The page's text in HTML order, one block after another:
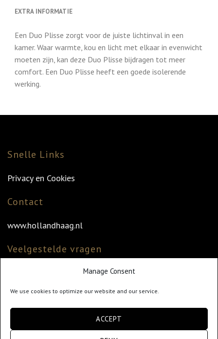
Manage Consent
We use cookies to optimize our website and our service.
ACCEPT
EXTRA INFORMATIE
Een Duo Plisse zorgt voor de juiste lichtinval in een
kamer. Waar warmte, kou en licht met elkaar in evenwicht
moeten zijn, kan deze Duo Plisse bijdragen tot meer
comfort. Een Duo Plisse heeft een goede isolerende
werking.
Snelle Links
Privacy en Cookies
Contact
www.hollandhaag.nl
Veelgestelde vragen
Veelgestelde vragen
Klantenservice
info@hollandhaag.nl